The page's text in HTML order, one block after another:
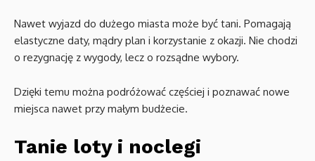
Nawet wyjazd do dużego miasta może być tani. Pomagają
elastyczne daty, mądry plan i korzystanie z okazji. Nie chodzi
o rezygnację z wygody, lecz o rozsądne wybory.
Dzięki temu można podróżować częściej i poznawać nowe
miejsca nawet przy małym budżecie.
Tanie loty i noclegi